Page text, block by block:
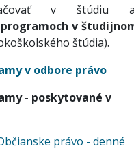
v štúdiu
v
štúdia).
v odbore právo
- poskytované v
právo - denné